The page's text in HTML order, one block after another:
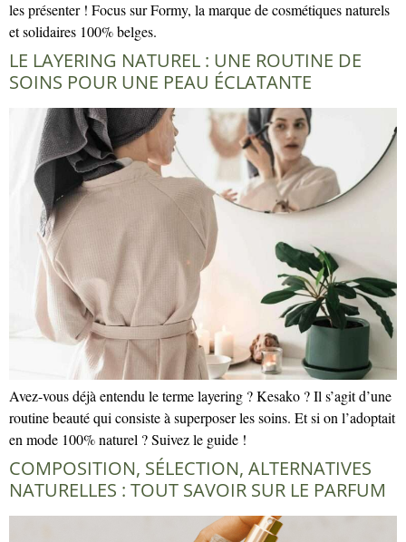
les présenter ! Focus sur Formy, la marque de cosmétiques naturels
et solidaires 100% belges.
LE LAYERING NATUREL : UNE ROUTINE DE
SOINS POUR UNE PEAU ÉCLATANTE
Avez-vous déjà entendu le terme layering ? Kesako ? Il s’agit d’une
routine beauté qui consiste à superposer les soins. Et si on l’adoptait
en mode 100% naturel ? Suivez le guide !
COMPOSITION, SÉLECTION, ALTERNATIVES
NATURELLES : TOUT SAVOIR SUR LE PARFUM